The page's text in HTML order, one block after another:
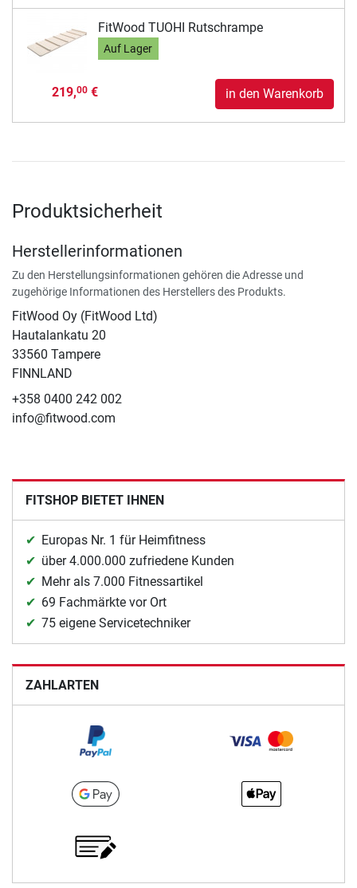
FitWood TUOHI Rutschrampe
Auf Lager
219,00€ in den Warenkorb
Produktsicherheit
Herstellerinformationen
Zu den Herstellungsinformationen gehören die Adresse und
zugehörige Informationen des Herstellers des Produkts.
FitWood Oy (FitWood Ltd)
Hautalankatu 20
33560 Tampere
FINNLAND
+358 0400 242 002
info@fitwood.com
FITSHOP BIETET IHNEN
Europas Nr. 1 für Heimfitness
über 4.000.000 zufriedene Kunden
Mehr als 7.000 Fitnessartikel
69 Fachmärkte vor Ort
75 eigene Servicetechniker
ZAHLARTEN